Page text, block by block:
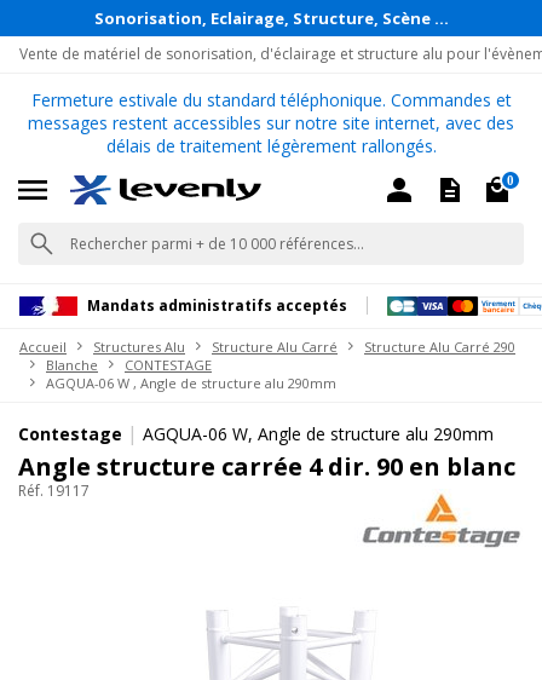
Sonorisation, Eclairage, Structure, Scène ...
Vente de matériel de sonorisation, d'éclairage et structure alu pour
Fermeture estivale du standard téléphonique. Commandes et
messages restent accessibles sur notre site internet, avec des
délais de traitement légèrement rallongés.
0
Mandats administratifs acceptés
Accueil Structures Alu Structure Alu Carré
Structure Alu Carré 290
Blanche
CONTESTAGE
AGQUA-06 W , Angle de structure alu 290mm
Contestage | AGQUA-06 W, Angle de structure alu 290mm
Angle structure carrée 4 dir. 90 en blanc
Réf. 19117